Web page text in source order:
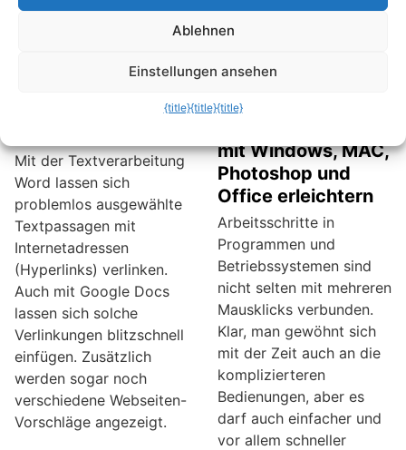
Adressen schnell
Mit der Textverarbeitung
Word lassen sich
problemlos ausgewählte
Textpassagen mit
Internetadressen
(Hyperlinks) verlinken.
Auch mit Google Docs
lassen sich solche
Verlinkungen blitzschnell
einfügen. Zusätzlich
werden sogar noch
verschiedene Webseiten-
Vorschläge angezeigt.
11 Tastenkürzel die
mit Windows, MAC,
Photoshop und
Office erleichtern
Arbeitsschritte in
Programmen und
Betriebssystemen sind
nicht selten mit mehreren
Mausklicks verbunden.
Klar, man gewöhnt sich
mit der Zeit auch an die
komplizierteren
Bedienungen, aber es
darf auch einfacher und
vor allem schneller
Ablehnen
Einstellungen ansehen
{title}{title}{title}